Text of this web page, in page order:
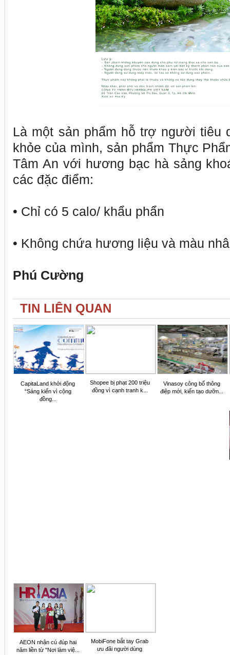
Là một sản phẩm hỗ trợ người tiêu
khỏe của mình, sản phẩm Thực
Tâm An với hương bạc hà sảng
các đặc điểm:
• Chỉ có 5 calo/ khẩu phẩn
• Không chứa hương liệu và màu
Phú Cường
TIN LIÊN QUAN
CapitaLand khởi động
“Sáng kiến vì cộng
đồng...
Shopee bị phạt 200 triệu
đồng vì cạnh tranh k...
Vinasoy công bố thông
điệp mới, kiến tạo dưỡn...
AEON nhận cú đúp hai
năm liền từ "Nơi làm việ...
MobiFone bắt tay Grab
ưu đãi người dùng